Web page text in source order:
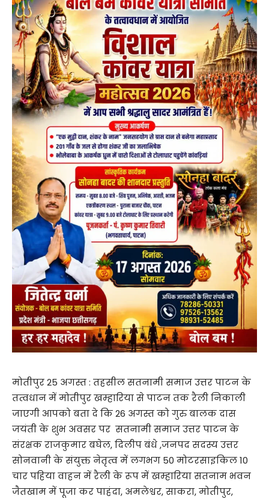
मोतीपुर 25 अगस्त : तहसील सतनामी समाज उत्तर पाटन के
तत्वधान में मोतीपुर खम्हारिया से पाटन तक रैली निकाली
जाएगी आपको बता दे कि 26 अगस्त को गुरु बालक दास
जयंती के शुभ अवसर पर सतनामी समाज उत्तर पाटन के
संरक्षक राजकुमार बघेल, दिलीप बंधे ,जनपद सदस्य उत्तर
सोनवानी के संयुक्त नेतृत्व में लगभग 50 मोटरसाइकिल 10
चार पहिया वाहन में रैली के रूप में खम्हारिया सतनाम भवन
जैतखाम में पूजा कर पाहंदा, अमलेश्वर, साकरा, मोतीपुर,